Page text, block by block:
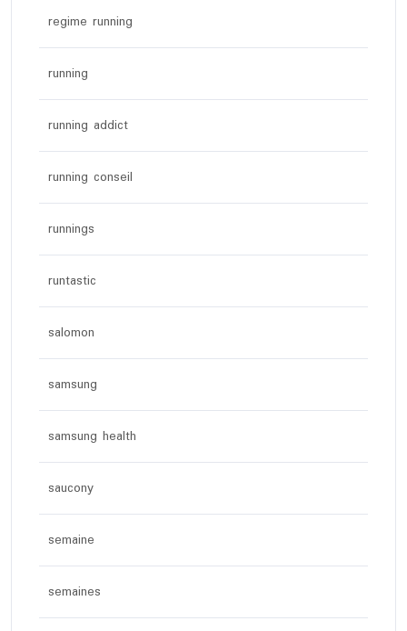
regime running
running
running addict
running conseil
runnings
runtastic
salomon
samsung
samsung health
saucony
semaine
semaines